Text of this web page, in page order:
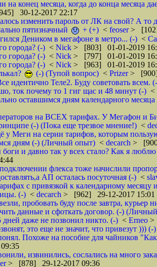
на конец месяца, когда до конца месяца
30-12-2017 22:17
изменить пароль от ЛК на свой? А то
пятизначный
+ (+) < feoser>
Деником в мегафоне в метро... (-) <
города? (-) < Nick > [803] 01-01-2019
города? (-) < Nick > [797] 01-01-2019
города? (-) < Nick > [963] 01-01-2019
(-) (Тупой вопрос) < Prizer>
идентично Теле2. Буду советовать всем.
ток почему то 1 гиг щас и 48 минут (-) <
оставшимся дням календарного
на ВСЕХ тарифах. У Мегафон и Би
(-) (Пока еще трезвое мнение!) <
у Меги на серии тарифов, которым
дням (-) (Личный опыт) < decarch >
и давно так у всех стало? Как я
флекса тоже начислили
АП осталась посуточная (-) <
с привязкой к календарному
(-) < decarch > [962] 29-12-2017 15:01
пробовать буду после завтра,
данные и сфоткать договор. (-)
дней даже не позвонил никто. (-) < Erneo >
это еще не значит, что привезут ))) (-)
Похоже на пособие для чайников
извинились, сослались на много
> [878] 29-12-2017 09:36